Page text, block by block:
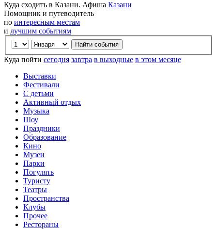
Куда сходить в Казани. Афиша Казани
Помощник и путеводитель
по интересным местам
и лучшим событиям
Куда пойти сегодня завтра в выходные в этом месяце
Выставки
Фестивали
С детьми
Активный отдых
Музыка
Шоу
Праздники
Образование
Кино
Музеи
Парки
Погулять
Туристу
Театры
Пространства
Клубы
Прочее
Рестораны